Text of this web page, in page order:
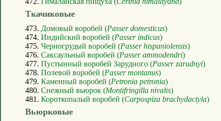
Ткачиковые
473. Домовый воробей (Passer domesticus)
474. Индийский воробей (Passer indicus)
475. Черногрудый воробей (Passer hispaniolensis)
476. Саксаульный воробей (Passer ammodendri)
477. Пустынный воробей Зарудного (Passer zarudnyi)
478. Полевой воробей (Passer montanus)
479. Каменный воробей (Petronia petronia)
480. Снежный вьюрок (Montifringilla nivalis)
481. Короткопалый воробей (Carpospiza brachydactyla)
Вьюрковые